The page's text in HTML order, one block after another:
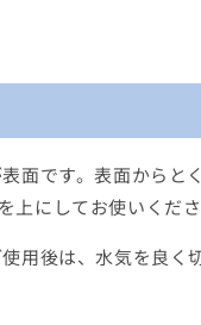
面です。表面からと
上にしてお使いくださ
用後は、水気を良く